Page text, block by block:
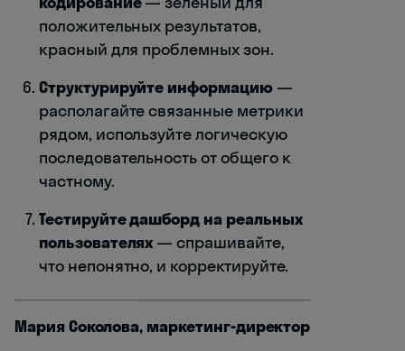
положительных результатов,
красный для проблемных зон.
Структурируйте информацию—
располагайте связанные метрики
рядом, используйте логическую
последовательность от общего к
частному.
Тестируйте дашборд на реальных
пользователях — спрашивайте,
что непонятно, и корректируйте.
Мария Соколова, маркетинг-директор